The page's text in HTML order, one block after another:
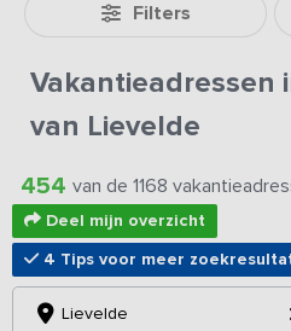
Filters
Vakantieadressen
van Lievelde
454 van de 1168
Deel mijn overzicht
4 Tips voor meer
Lievelde